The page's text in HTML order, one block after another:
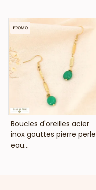
VOIR LE PRIX
Boucles d'oreilles acier
inox gouttes pierre perle
eau...
PROMO